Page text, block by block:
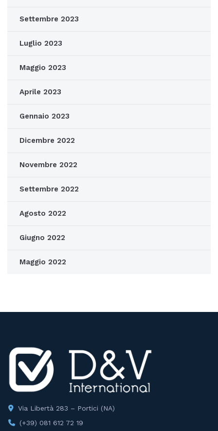
Settembre 2023
Luglio 2023
Maggio 2023
Aprile 2023
Gennaio 2023
Dicembre 2022
Novembre 2022
Settembre 2022
Agosto 2022
Giugno 2022
Maggio 2022
Via Libertà 283 – Portici (NA)
(+39) 081 612 72 19